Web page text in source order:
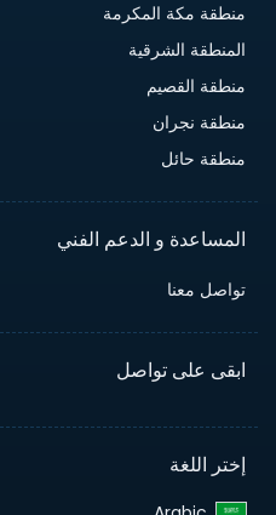
منطقة مكة المكرمة
المنطقة الشرقية
منطقة القصيم
منطقة نجران
منطقة حائل
المساعدة و الدعم الفني
تواصل معنا
ابقى على تواصل
إختر اللغة